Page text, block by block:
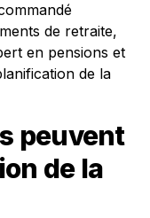
de retraite,
en pensions et
de la
peuvent
de la